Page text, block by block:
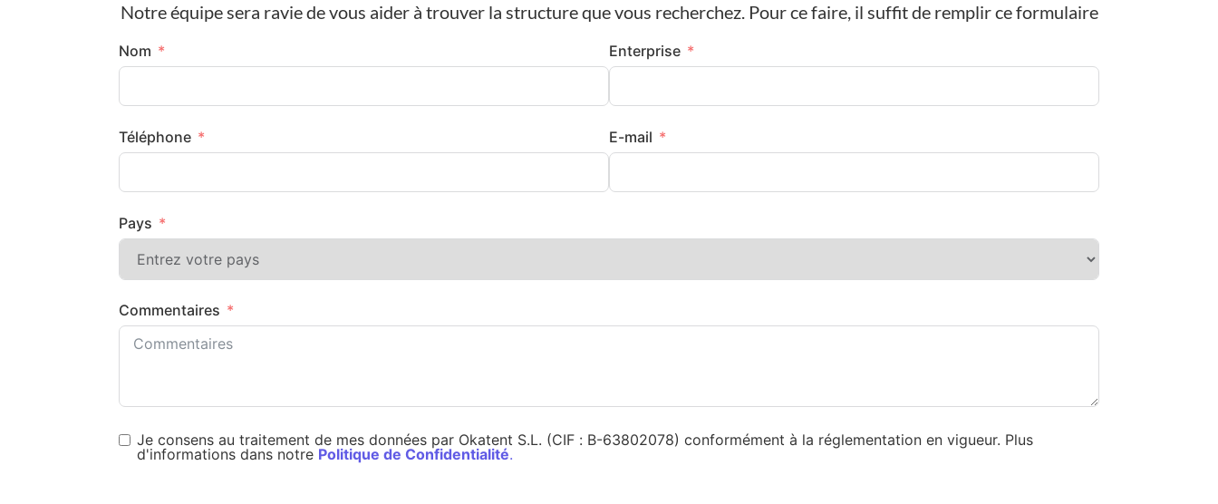
Notre équipe sera ravie de vous aider à trouver la structure que vous recherchez. Pour ce faire, il suffit de remplir ce formulaire
Nom Enterprise
Téléphone E-mail
Pays
Commentaires
Je consens au traitement de mes données par Okatent S.L. (CIF : B-63802078) conformément à la réglementation en vigueur. Plus
d'informations dans notre Politique de Confidentialité.